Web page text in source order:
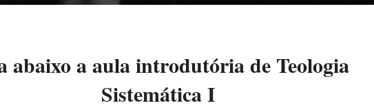
abaixo a aula introdutória de Teologia
Sistemática I